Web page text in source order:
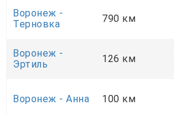
Воронеж -
Терновка
790 км
Воронеж -
Эртиль
126 км
Воронеж - Анна 100 км